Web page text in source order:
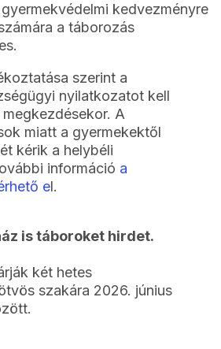
kedvezményre
a táborozás
szerint a
nyilatkozatot kell
A
miatt a gyermekektől
kérik a helybéli
információ a
el.
is táboroket hirdet.
két hetes
szakára 2026. június